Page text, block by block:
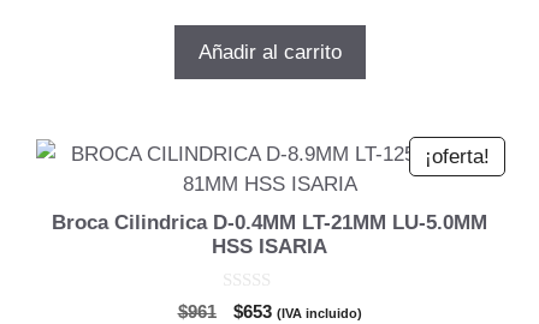
original actual
Añadir al carrito
¡oferta!
Broca Cilindrica D-0.4MM LT-21MM LU-5.0MM
HSS ISARIA
$961
El
$653El(IVA incluido)